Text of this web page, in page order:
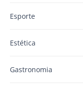
Esporte
Estética
Gastronomia